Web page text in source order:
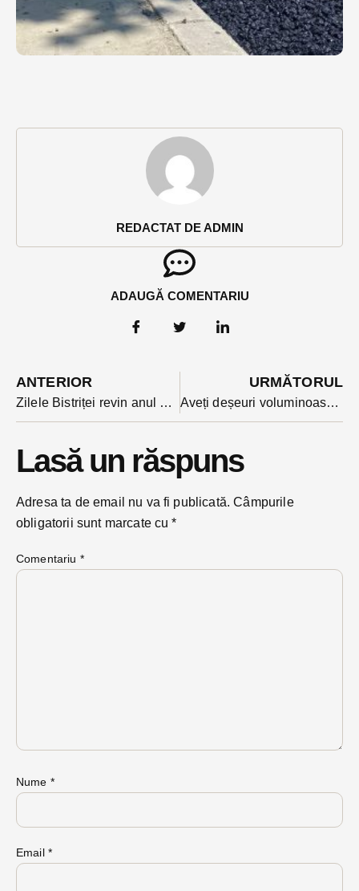
REDACTAT DE ADMIN
ADAUGĂ COMENTARIU
ANTERIOR
Zilele Bistriței revin anul acesta exclusiv pe Pietonalul orașului. Micii nu vor sfârîi pe grătare la vedere, componenta food rămâne apanajul antreprenorilor teraselor. Cine concertează?
URMĂTORUL
Aveți deșeuri voluminoase? Acum e momentul să scăpați de ele gratuit
Lasă un răspuns
Adresa ta de email nu va fi publicată. Câmpurile
obligatorii sunt marcate cu*
Comentariu *
Nume *
Email *